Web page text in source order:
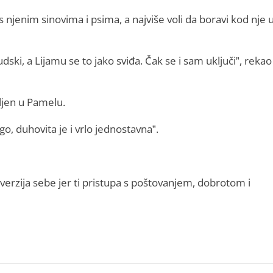
sinovima i psima, a najviše voli da boravi kod nje u
a Lijamu se to jako sviđa. Čak se i sam uključi”,
u Pamelu.
duhovita je i vrlo jednostavna”.
sebe jer ti pristupa s poštovanjem, dobrotom i